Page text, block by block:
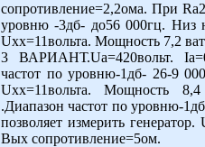
сопротивление=2,2ома. При
уровню -3дб- до56 000гц. Низ
Uхх=11вольта. Мощность 7,2
3 ВАРИАНТ.Ua=420вольт.
частот по уровню-1дб- 26-9
Uхх=11вольта. Мощность
.Диапазон частот по уровню-
позволяет измерить
Вых сопротивление=5ом.